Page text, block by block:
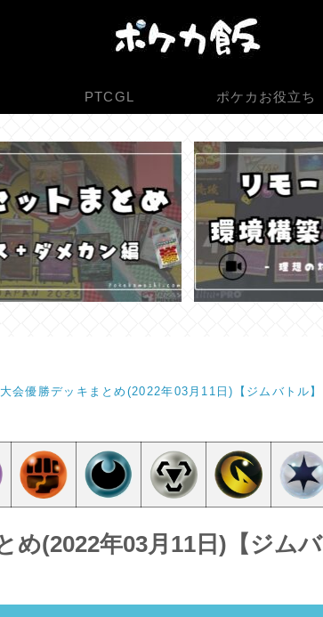
PTCGL ポケカお役立ち
大会優勝デッキまとめ(2022年03月11日)【ジムバトル】
め(2022年03月11日)【ジムバ